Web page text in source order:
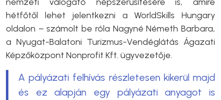
hétfőtől lehet jelentkezni a WorldSkills Hungary
oldalon – számolt be róla Nagyné Németh Barbara,
a Nyugat-Balatoni Turizmus-Vendéglátás Ágazati
Képzőközpont Nonprofit Kft. ügyvezetője.
A pályázati felhívás részletesen kikerül majd
és ez alapján egy pályázati anyagot is